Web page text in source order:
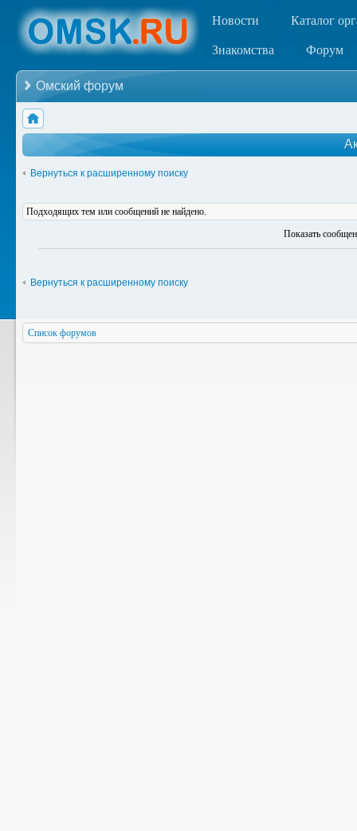
Новости Каталог
Знакомства Форум
Омский форум
Вернуться к расширенному поиску
Подходящих тем или сообщений не найдено.
Показать
Вернуться к расширенному поиску
Список форумов